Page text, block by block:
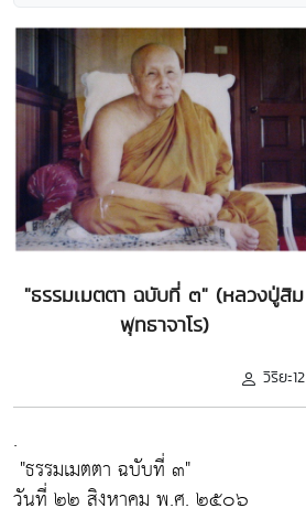
"ธรรมเมตตา ฉบับที่ ๓" (หลวงปู่สิม
พุทธาจาโร)
วิริยะ12
.
"ธรรมเมตตา ฉบับที่ ๓"
วันที่ ๒๒ สิงหาคม พ.ศ. ๒๕๐๖